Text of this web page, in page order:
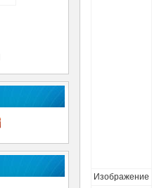
Изображение